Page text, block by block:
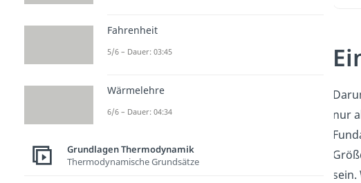
nur
Fahrenheit
5/6 – Dauer: 03:45
Wärmelehre
6/6 – Dauer: 04:34
Grundlagen Thermodynamik
Thermodynamische Grundsätze